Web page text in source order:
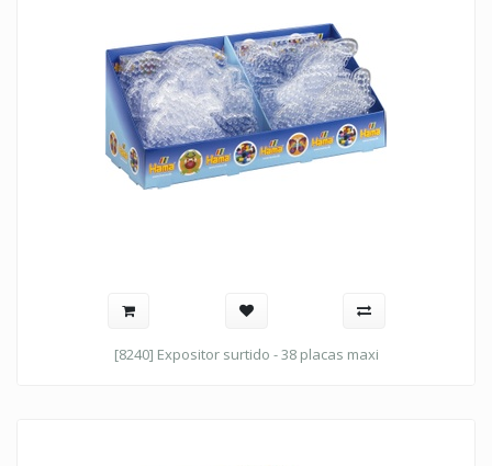
[8240] Expositor surtido - 38 placas maxi